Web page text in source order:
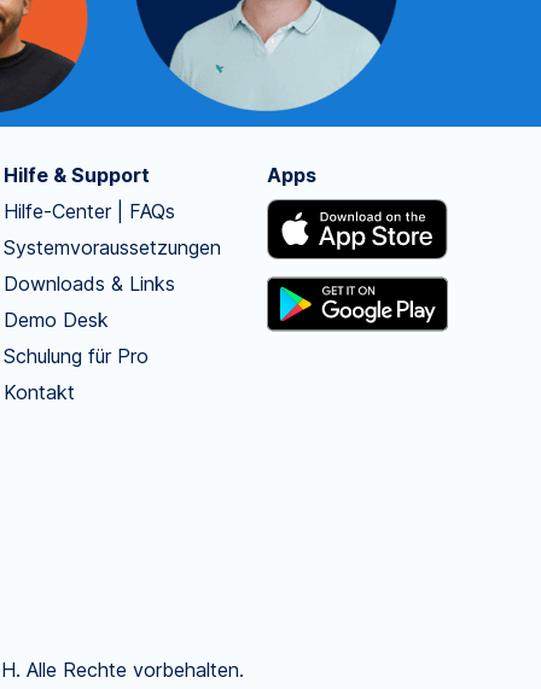
Hilfe & Support
Hilfe-Center | FAQs
Systemvoraussetzungen
Downloads & Links
Demo Desk
Schulung für Pro
Kontakt
Apps
Alle Rechte vorbehalten.